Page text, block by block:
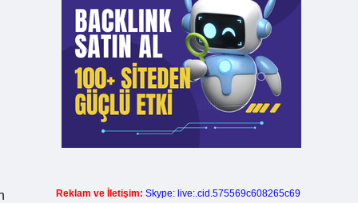
Reklam ve İletişim: Skype: live:.cid.575569c608265c69